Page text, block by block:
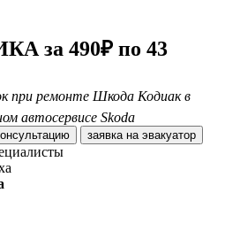
за 490₽ по 43
при ремонте Шкода Кодиак в
автосервисе Skoda
заявка на эвакуатор